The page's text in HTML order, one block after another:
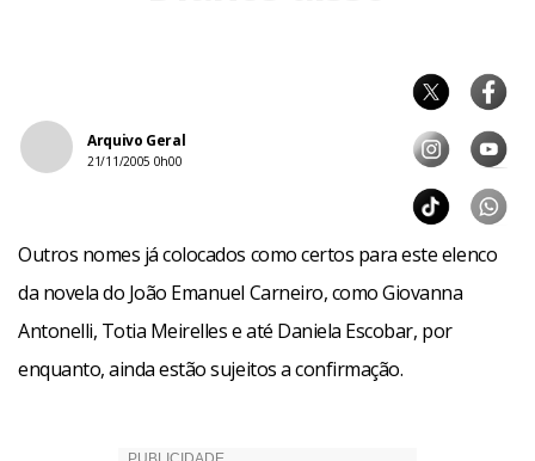
Arquivo Geral
21/11/2005 0h00
Outros nomes já colocados como certos para este elenco
da novela do João Emanuel Carneiro, como Giovanna
Antonelli, Totia Meirelles e até Daniela Escobar, por
enquanto, ainda estão sujeitos a confirmação.